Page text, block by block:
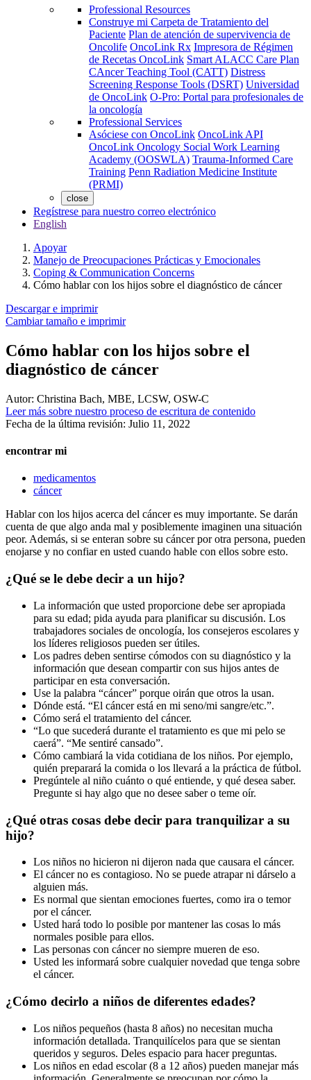
Professional Resources
Construye mi Carpeta de Tratamiento del
Paciente Plan de atención de supervivencia de
Oncolife OncoLink Rx Impresora de Régimen
de Recetas OncoLink Smart ALACC Care Plan
CAncer Teaching Tool (CATT) Distress
Screening Response Tools (DSRT) Universidad
de OncoLink O-Pro: Portal para profesionales de
la oncología
Professional Services
Asóciese con OncoLink OncoLink API
OncoLink Oncology Social Work Learning
Academy (OOSWLA) Trauma-Informed Care
Training Penn Radiation Medicine Institute
(PRMI)
close
Regístrese para nuestro correo electrónico
English
Apoyar
Manejo de Preocupaciones Prácticas y Emocionales
Coping & Communication Concerns
Cómo hablar con los hijos sobre el diagnóstico de cáncer
Descargar e imprimir
Cambiar tamaño e imprimir
Cómo hablar con los hijos sobre el
diagnóstico de cáncer
Autor: Christina Bach, MBE, LCSW, OSW-C
Leer más sobre nuestro proceso de escritura de contenido
Fecha de la última revisión: Julio 11, 2022
encontrar mi
medicamentos
cáncer
Hablar con los hijos acerca del cáncer es muy importante. Se darán
cuenta de que algo anda mal y posiblemente imaginen una situación
peor. Además, si se enteran sobre su cáncer por otra persona, pueden
enojarse y no confiar en usted cuando hable con ellos sobre esto.
¿Qué se le debe decir a un hijo?
La información que usted proporcione debe ser apropiada
para su edad; pida ayuda para planificar su discusión. Los
trabajadores sociales de oncología, los consejeros escolares y
los líderes religiosos pueden ser útiles.
Los padres deben sentirse cómodos con su diagnóstico y la
información que desean compartir con sus hijos antes de
participar en esta conversación.
Use la palabra “cáncer” porque oirán que otros la usan.
Dónde está. “El cáncer está en mi seno/mi sangre/etc.”.
Cómo será el tratamiento del cáncer.
“Lo que sucederá durante el tratamiento es que mi pelo se
caerá”. “Me sentiré cansado”.
Cómo cambiará la vida cotidiana de los niños. Por ejemplo,
quién preparará la comida o los llevará a la práctica de fútbol.
Pregúntele al niño cuánto o qué entiende, y qué desea saber.
Pregunte si hay algo que no desee saber o teme oír.
¿Qué otras cosas debe decir para tranquilizar a su
hijo?
Los niños no hicieron ni dijeron nada que causara el cáncer.
El cáncer no es contagioso. No se puede atrapar ni dárselo a
alguien más.
Es normal que sientan emociones fuertes, como ira o temor
por el cáncer.
Usted hará todo lo posible por mantener las cosas lo más
normales posible para ellos.
Las personas con cáncer no siempre mueren de eso.
Usted les informará sobre cualquier novedad que tenga sobre
el cáncer.
¿Cómo decirlo a niños de diferentes edades?
Los niños pequeños (hasta 8 años) no necesitan mucha
información detallada. Tranquilícelos para que se sientan
queridos y seguros. Deles espacio para hacer preguntas.
Los niños en edad escolar (8 a 12 años) pueden manejar más